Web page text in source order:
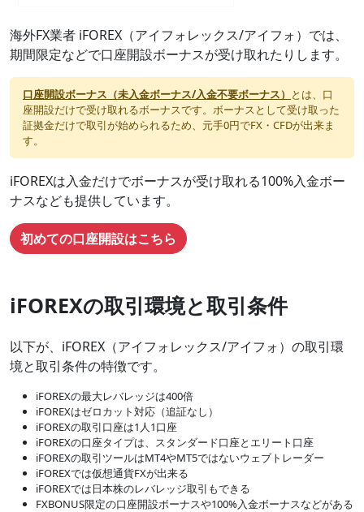
海外FX業者 iFOREX（アイフォレックス/アイフォ）では、
期間限定などで口座開設ボーナスが受け取れたりします。
口座開設ボーナス（未入金ボーナス/入金不要ボーナス） とは、口
座開設だけで受け取れるボーナスです。ボーナスとして受け取った
証拠金だけで取引が始められるため、元手0円でFX・CFDが出来ま
す。
iFOREXは入金だけでボーナスが受け取れる100%入金ボー
ナスなども提供しています。
初めての口座開設はこちら
iFOREXの取引環境と取引条件
以下が、iFOREX（アイフォレックス/アイフォ）の取引環
境と取引条件の特徴です。
iFOREXの最大レバレッジは400倍
iFOREXはゼロカット対応（追証なし）
iFOREXの取引口座は1人1口座
iFOREXの口座タイプは、スタンダード口座とエリート口座
iFOREXの取引ツールはMT4やMT5ではないウェブトレーダー
iFOREXでは仮想通貨FXが出来る
iFOREXでは日本株のレバレッジ取引もできる
FXBONUS限定の口座開設ボーナスや100%入金ボーナスなどがある